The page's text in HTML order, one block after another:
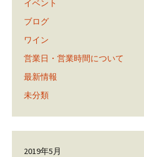
イベント
ブログ
ワイン
営業日・営業時間について
最新情報
未分類
2019年5月